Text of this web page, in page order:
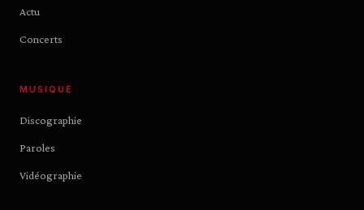
Actu
Concerts
MUSIQUE
Discographie
Paroles
Vidéographie